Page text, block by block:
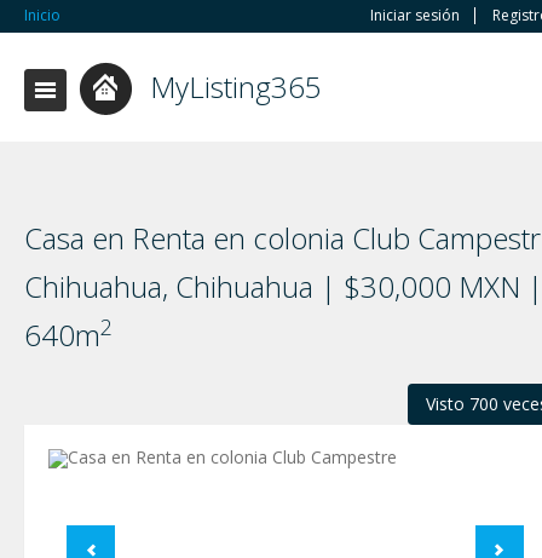
Inicio Iniciar sesión
MyListing365
Casa en Renta en colonia Club
Chihuahua, Chihuahua | $30,000 MXN |
640m2
Visto 700